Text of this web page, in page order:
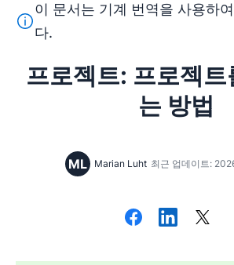
지원 팀 문의
이 텍스트는 기계 번역 도구를 사용하
이 문서는 기계 번역을 사용하
다.
프로젝트: 프로젝
는 방법
ML Marian Luht 최근 업데이트: